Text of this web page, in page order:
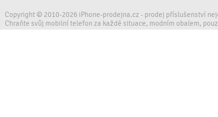
Copyright © 2010-2026 iPhone-prodejna.cz - prodej příslušenství
Chraňte svůj mobilní telefon za každé situace, modním obalem,